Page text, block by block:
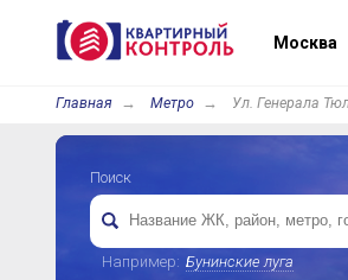
Москва
Главная Метро Ул. Генерала
Поиск
Например: Бунинские луга